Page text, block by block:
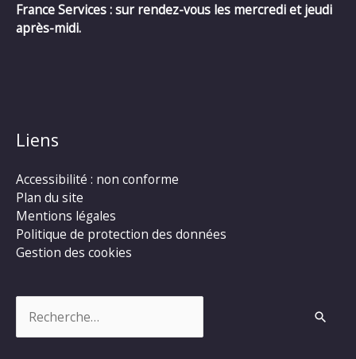
France Services : sur rendez-vous les mercredi et jeudi
après-midi.
Liens
Accessibilité : non conforme
Plan du site
Mentions légales
Politique de protection des données
Gestion des cookies